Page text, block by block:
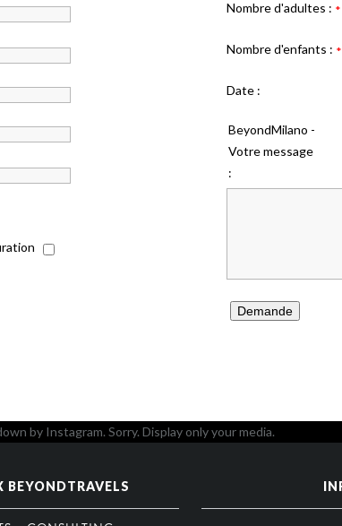
Nombre d'adultes : *
Nombre d'enfants : *
Date :
BeyondMilano -
Votre message
:
Demande
by Instagram. Sorry. Display only your media.
BEYONDTRAVELS